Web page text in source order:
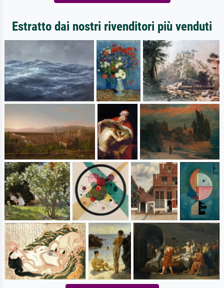
Estratto dai nostri rivenditori più venduti